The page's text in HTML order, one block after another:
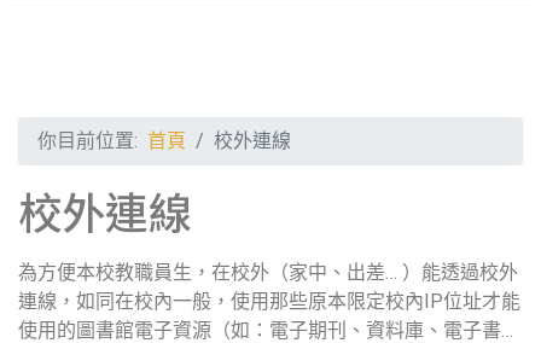
你目前位置: 首頁 校外連線
校外連線
為方便本校教職員生，在校外（家中、出差… ）能透過校外
連線，如同在校內一般，使用那些原本限定校內IP位址才能
使用的圖書館電子資源（如：電子期刊、資料庫、電子書…